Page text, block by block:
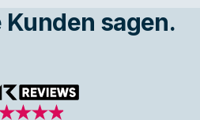
Kunden sagen.
OMR Reviews